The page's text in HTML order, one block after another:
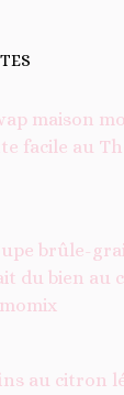
maison
facile au
brûle-
du bien au
au citron